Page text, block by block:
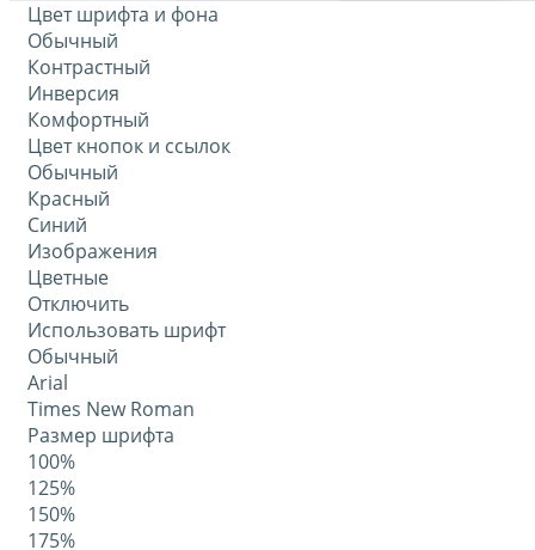
Цвет шрифта и фона
Обычный
Контрастный
Инверсия
Комфортный
Цвет кнопок и ссылок
Обычный
Красный
Синий
Изображения
Цветные
Отключить
Использовать шрифт
Обычный
Arial
Times New Roman
Размер шрифта
100%
125%
150%
175%